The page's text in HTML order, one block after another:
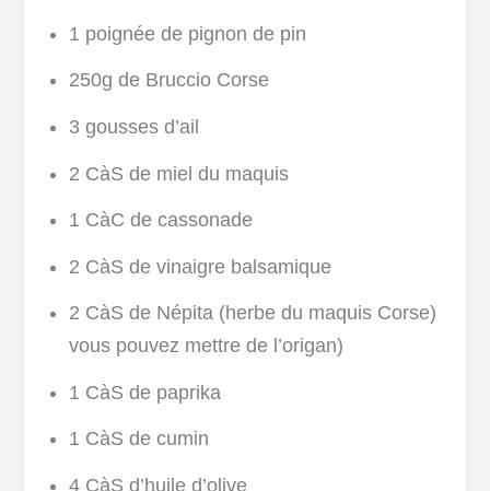
1 poignée de pignon de pin
250g de Bruccio Corse
3 gousses d’ail
2 CàS de miel du maquis
1 CàC de cassonade
2 CàS de vinaigre balsamique
2 CàS de Népita (herbe du maquis Corse)
vous pouvez mettre de l’origan)
1 CàS de paprika
1 CàS de cumin
4 CàS d’huile d’olive